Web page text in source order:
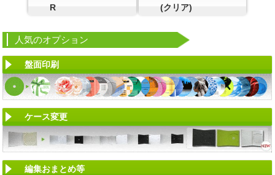
R
(クリア)
人気のオプション
盤面印刷
ケース変更
編集おまとめ等